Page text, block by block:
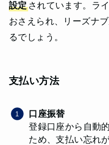
設定されています。ラ
おさえられ、リーズナ
るでしょう。
支払い方法
口座振替
登録口座から自動
ため、支払い忘れ